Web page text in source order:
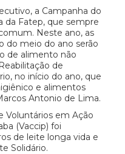
a Campanha do
da Fatep, que sempre
Neste ano, as
do meio do ano serão
de alimento não
de
no início do ano, que
e alimentos
Antonio de Lima.
Voluntários em Ação
(Vaccip) foi
de leite longa vida e
Solidário.